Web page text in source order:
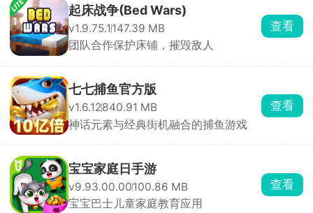
起床战争(Bed Wars)
v1.9.75.1 147.39 MB
团队合作保护床铺，摧毁敌人
查看
七七捕鱼官方版
v1.6.12840.91 MB
神话元素与经典街机融合的捕鱼游戏
查看
宝宝家庭日手游
v9.93.00.00100.86 MB
宝宝巴士儿童家庭教育应用
查看